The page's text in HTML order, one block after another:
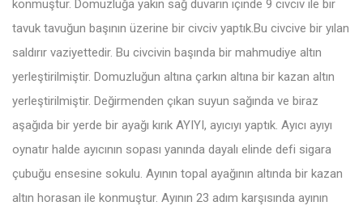
konmuştur. Domuzluğa yakın sağ duvarın içinde 9 civciv ile bir
tavuk tavuğun başının üzerine bir civciv yaptık.Bu civcive bir yılan
saldırır vaziyettedir. Bu civcivin başında bir mahmudiye altın
yerleştirilmiştir. Domuzluğun altına çarkın altına bir kazan altın
yerleştirilmiştir. Değirmenden çıkan suyun sağında ve biraz
aşağıda bir yerde bir ayağı kırık AYIYI, ayıcıyı yaptık. Ayıcı ayıyı
oynatır halde ayıcının sopası yanında dayalı elinde defi sigara
çubuğu ensesine sokulu. Ayının topal ayağının altında bir kazan
altın horasan ile konmuştur. Ayının 23 adım karşısında ayının